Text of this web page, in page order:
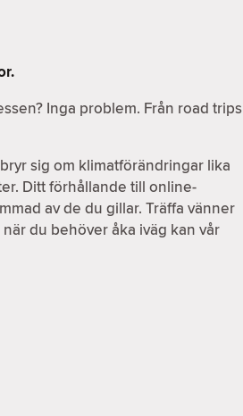
Inga problem. Från road trips
sig om klimatförändringar lika
Ditt förhållande till online-
av de du gillar. Träffa vänner
du behöver åka iväg kan vår